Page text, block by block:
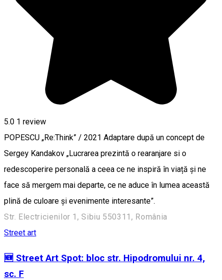
5.0 1 review
POPESCU „Re:Think” / 2021 Adaptare după un concept de
Sergey Kandakov „Lucrarea prezintă o rearanjare si o
redescoperire personală a ceea ce ne inspiră în viață și ne
face să mergem mai departe, ce ne aduce în lumea această
plină de culoare și evenimente interesante”.
Str. Electricienilor 1, Sibiu 550311, România
Street art
🆕 Street Art Spot: bloc str. Hipodromului nr. 4,
sc. F